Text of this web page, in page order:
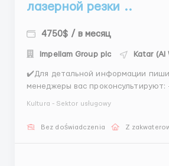
лазерной резки ..
4750$ / в месяц
Impellam Group plc Katar (Al
✔️Для детальной информации
менеджеры вас проконсультируют: +359886824019
Whatsapp +447849257960
агентство по трудоустройству за
Kultura - Sektor usługowy
Bez doświadczenia Z